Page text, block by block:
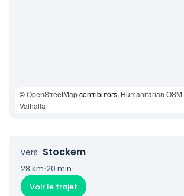
©OpenStreetMapcontributors, Humanitarian OSM
Valhalla
vers Stockem
28 km·20 min
Voir le trajet